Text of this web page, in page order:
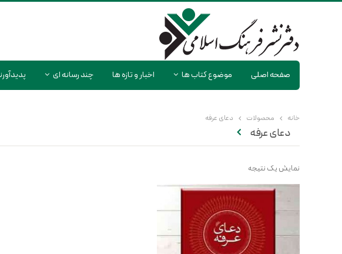
صفحه اصلی موضوع کتاب ها اخبار و تازه ها چند رسانه ای
خانه محصولات دعای عرفه
دعای عرفه
نمایش یک نتیجه